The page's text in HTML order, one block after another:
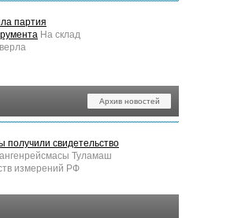
партия
На склад
Архив новостей
получили свидетельство
Туламаш
измерений РФ